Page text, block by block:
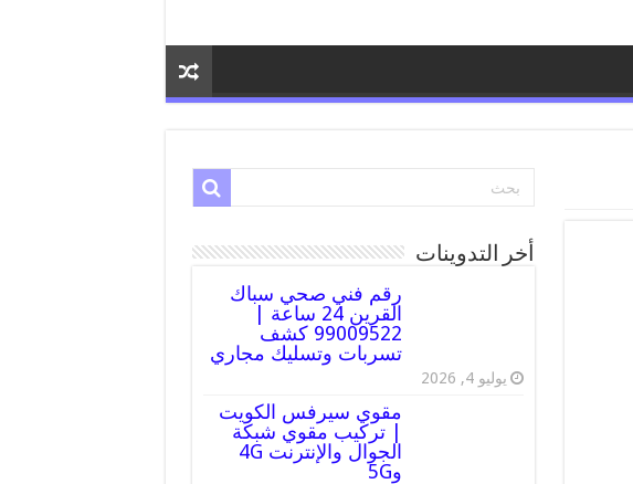
أخر التدوينات
رقم فني صحي سباك
القرين 24 ساعة |
99009522 كشف
تسربات وتسليك مجاري
يوليو 4, 2026
مقوي سيرفس الكويت
| تركيب مقوي شبكة
الجوال والإنترنت 4G
و5G